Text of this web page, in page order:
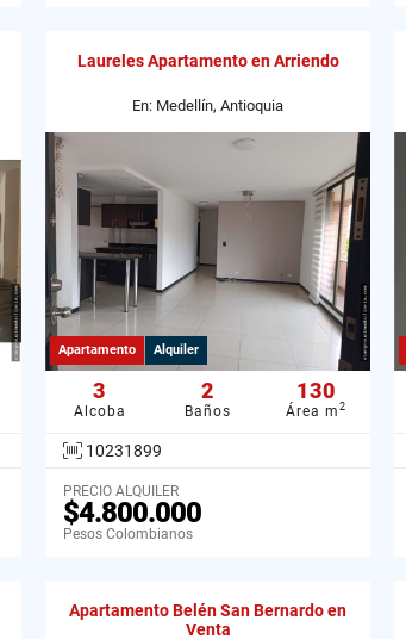
Laureles Apartamento en Arriendo
En: Medellín, Antioquia
Apartamento Alquiler
3
Alcoba
2
Baños
130
Área m 2
10231899
PRECIO ALQUILER
$4.800.000
Pesos Colombianos
Apartamento Belén San Bernardo en
Venta